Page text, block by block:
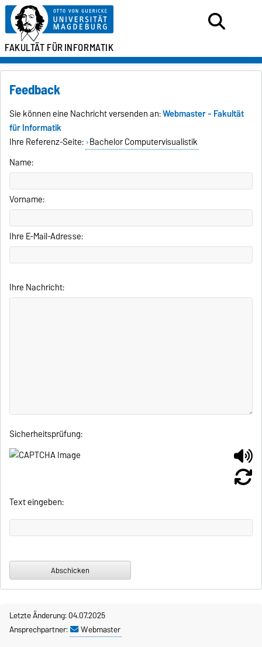
FAKULTÄT FÜRINFORMATIK
Feedback
Sie können eine Nachricht versenden an:Webmaster - Fakultät
für Informatik
Ihre Referenz-Seite: Bachelor Computervisualistik
Name:
Vorname:
Ihre E-Mail-Adresse:
Ihre Nachricht:
Sicherheitsprüfung:
Text eingeben:
Letzte Änderung: 04.07.2025
Ansprechpartner:
Webmaster